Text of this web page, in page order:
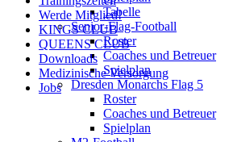
Tabelle
Senior-Flag-Football
Roster
Coaches und Betreuer
Spielplan
Dresden Monarchs Flag 5
Roster
Coaches und Betreuer
Spielplan
Werde Mitglied!
KINGS CLUB
QUEENS CLUB
Downloads
Medizinische Versorgung
Jobs